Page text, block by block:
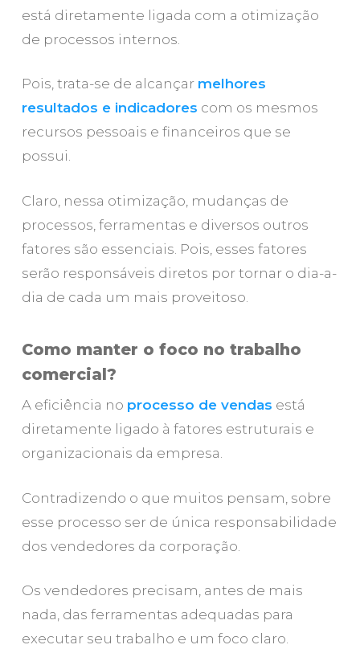
está diretamente ligada com a otimização
de processos internos.
Pois, trata-se de alcançar melhores
resultados e indicadores com os mesmos
recursos pessoais e financeiros que se
possui.
Claro, nessa otimização, mudanças de
processos, ferramentas e diversos outros
fatores são essenciais. Pois, esses fatores
serão responsáveis diretos por tornar o dia-a-
dia de cada um mais proveitoso.
Como manter o foco no trabalho
comercial?
A eficiência no processo de vendas está
diretamente ligado à fatores estruturais e
organizacionais da empresa.
Contradizendo o que muitos pensam, sobre
esse processo ser de única responsabilidade
dos vendedores da corporação.
Os vendedores precisam, antes de mais
nada, das ferramentas adequadas para
executar seu trabalho e um foco claro.